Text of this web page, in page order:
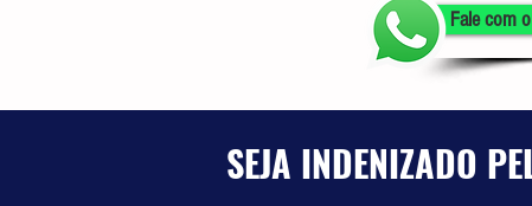
Fale com
SEJA INDENIZADO